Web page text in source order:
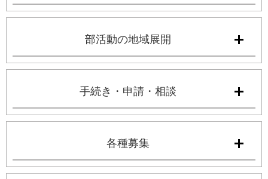
部活動の地域展開
手続き・申請・相談
各種募集